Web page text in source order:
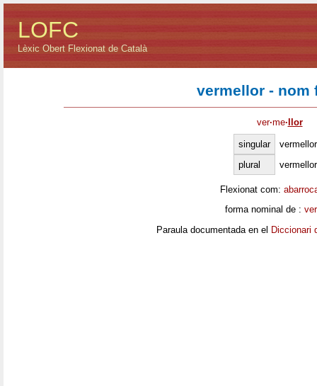
LOFC
Lèxic Obert Flexionat de Català
vermellor - nom
ver·me· llor
singular
vermellor
plural
Flexionat com:
forma nominal de :
Paraula documentada en el Diccionari